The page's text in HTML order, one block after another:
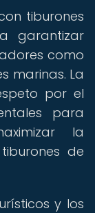
tiburones
garantizar
como
marinas. La
por el
para
la
de
y los